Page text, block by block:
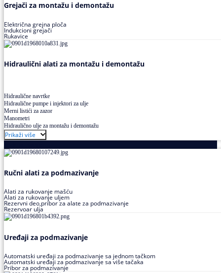
Grejači za montažu i demontažu
Električna grejna ploča
Indukcioni grejači
Rukavice
Hidraulični alati za montažu i demontažu
Hidraulične navrtke
Hidraulične pumpe i injektori za ulje
Merni listići za zazor
Manometri
Hidraulično ulje za montažu i demontažu
Prikaži više
Ručni alati za podmazivanje
Alati za rukovanje mašću
Alati za rukovanje uljem
Rezervni deo,pribor za alate za podmazivanje
Rezervoar ulja
Uređaji za podmazivanje
Automatski uređaji za podmazivanje sa jednom tačkom
Automatski uređaji za podmazivanje sa više tačaka
Pribor za podmazivanje